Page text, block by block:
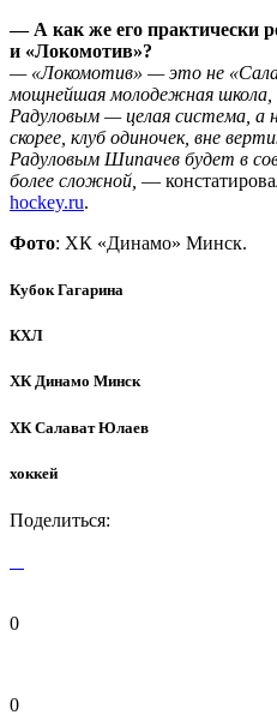
— А как же его практически
и «Локомотив»?
— «Локомотив» — это не
мощнейшая молодежная школа,
Радуловым — целая система,
скорее, клуб одиночек, вне
Радуловым Шипачев будет в
более сложной, —
hockey.ru.
Фото: ХК «Динамо» Минск.
Кубок Гагарина
КХЛ
ХК Динамо Минск
ХК Салават Юлаев
хоккей
Поделиться:
0
0